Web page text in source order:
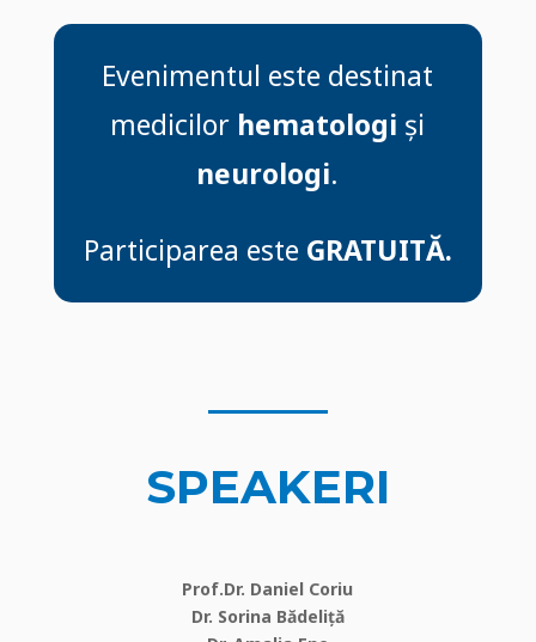
Evenimentul este destinat
medicilor hematologi și
neurologi.
Participarea este GRATUITĂ.
SPEAKERI
Prof.Dr. Daniel Coriu
Dr. Sorina Bădeliță